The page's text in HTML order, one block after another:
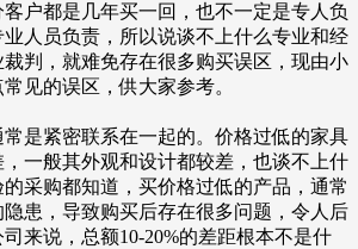
户都是几年买一回，也不一定是专人负
人员负责，所以说谈不上什么专业和经
判，就难免存在很多购买误区，现由小
见的误区，供大家参考。
是紧密联系在一起的。价格过低的家具
一般其外观和设计都较差，也谈不上什
采购都知道，买价格过低的产品，通常
患，导致购买后存在很多问题，令人后
来说，总额10-20%的差距根本不是什